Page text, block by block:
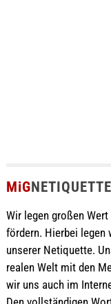
MiGNETIQUETTE
Wir legen großen
fördern. Hierbei legen
unserer Netiquette.
realen Welt mit den
wir uns auch im